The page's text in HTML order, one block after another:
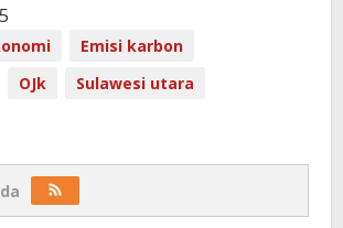
Emisi karbon
OJk Sulawesi utara